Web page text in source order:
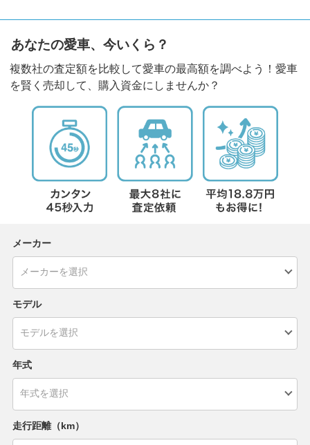
あなたの愛車、今いくら？
複数社の査定額を比較して愛車の最高額を調べよう！愛車
を賢く売却して、購入資金にしませんか？
メーカー
モデル
年式
走行距離（km）